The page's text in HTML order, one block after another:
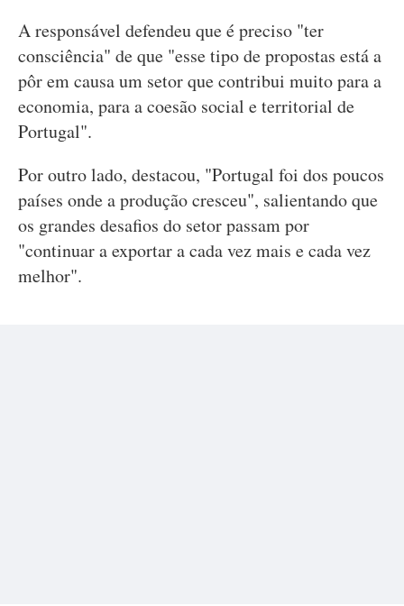
A responsável defendeu que é preciso "ter
consciência" de que "esse tipo de propostas está a
pôr em causa um setor que contribui muito para a
economia, para a coesão social e territorial de
Portugal".
Por outro lado, destacou, "Portugal foi dos poucos
países onde a produção cresceu", salientando que
os grandes desafios do setor passam por
"continuar a exportar a cada vez mais e cada vez
melhor".